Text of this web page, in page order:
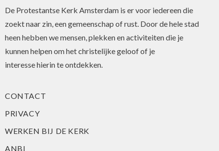
De Protestantse Kerk Amsterdam is er voor iedereen die
zoekt naar zin, een gemeenschap of rust. Door de hele stad
heen hebben we mensen, plekken en activiteiten die je
kunnen helpen om het christelijke geloof of je
interesse hierin te ontdekken.
CONTACT
PRIVACY
WERKEN BIJ DE KERK
ANBI